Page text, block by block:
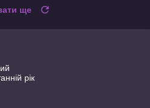
ще
рік